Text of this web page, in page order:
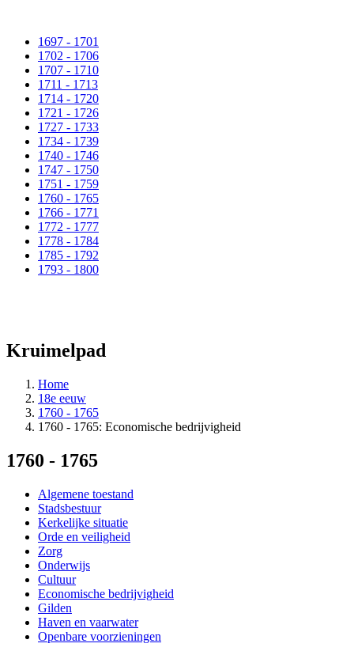
1697 - 1701
1702 - 1706
1707 - 1710
1711 - 1713
1714 - 1720
1721 - 1726
1727 - 1733
1734 - 1739
1740 - 1746
1747 - 1750
1751 - 1759
1760 - 1765
1766 - 1771
1772 - 1777
1778 - 1784
1785 - 1792
1793 - 1800
Kruimelpad
Home
18e eeuw
1760 - 1765
1760 - 1765: Economische bedrijvigheid
1760 - 1765
Algemene toestand
Stadsbestuur
Kerkelijke situatie
Orde en veiligheid
Zorg
Onderwijs
Cultuur
Economische bedrijvigheid
Gilden
Haven en vaarwater
Openbare voorzieningen